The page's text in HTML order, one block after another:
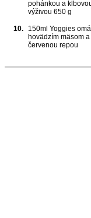
pohánkou a
výživou 650 g
10.
150ml Yoggies
hovädzím mäsom a
červenou repou